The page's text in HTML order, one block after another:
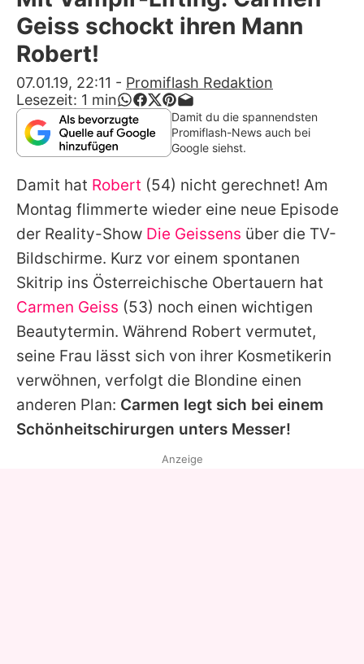
Alle Themen auf Promiflash
App runterladen
Team
Redaktionelle Richtlinien
Impressum
Datenschutzerklärung
Nutzungsbedingungen
Utiq verwalten
Geiss schockt ihren Mann
Robert!
07.01.19, 22:11 - Promiflash Redaktion
Lesezeit: 1 min
Damit du die spannendsten
Promiflash-News auch bei
Google siehst.
Damit hat Robert (54) nicht gerechnet! Am
Montag flimmerte wieder eine neue Episode
der Reality-Show Die Geissens über die TV-
Bildschirme. Kurz vor einem spontanen
Skitrip ins Österreichische Obertauern hat
Carmen Geiss (53) noch einen wichtigen
Beautytermin. Während Robert vermutet,
seine Frau lässt sich von ihrer Kosmetikerin
verwöhnen, verfolgt die Blondine einen
anderen Plan: Carmen legt sich bei einem
Schönheitschirurgen unters Messer!
Anzeige